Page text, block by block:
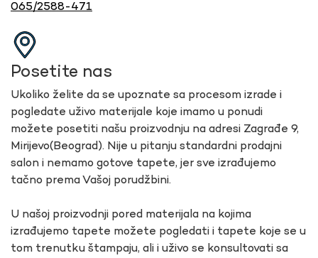
065/2588-471
Posetite nas
Ukoliko želite da se upoznate sa procesom izrade i
pogledate uživo materijale koje imamo u ponudi
možete posetiti našu proizvodnju na adresi Zagrađe 9,
Mirijevo(Beograd). Nije u pitanju standardni prodajni
salon i nemamo gotove tapete, jer sve izrađujemo
tačno prema Vašoj porudžbini.
U našoj proizvodnji pored materijala na kojima
izrađujemo tapete možete pogledati i tapete koje se u
tom trenutku štampaju, ali i uživo se konsultovati sa